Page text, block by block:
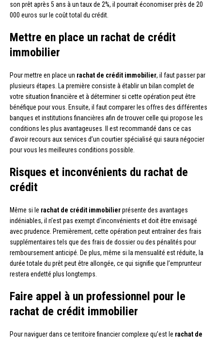
son prêt après 5 ans à un taux de 2%, il pourrait économiser près de 20
000 euros sur le coût total du crédit.
Mettre en place un rachat de crédit
immobilier
Pour mettre en place un rachat de crédit immobilier, il faut passer par
plusieurs étapes. La première consiste à établir un bilan complet de
votre situation financière et à déterminer si cette opération peut être
bénéfique pour vous. Ensuite, il faut comparer les offres des différentes
banques et institutions financières afin de trouver celle qui propose les
conditions les plus avantageuses. Il est recommandé dans ce cas
d’avoir recours aux services d’un courtier spécialisé qui saura négocier
pour vous les meilleures conditions possible.
Risques et inconvénients du rachat de
crédit
Même si le rachat de crédit immobilierprésente des avantages
indéniables, il n’est pas exempt d’inconvénients et doit être envisagé
avec prudence. Premièrement, cette opération peut entraîner des frais
supplémentaires tels que des frais de dossier ou des pénalités pour
remboursement anticipé. De plus, même si la mensualité est réduite, la
durée totale du prêt peut être allongée, ce qui signifie que l’emprunteur
restera endetté plus longtemps.
Faire appel à un professionnel pour le
rachat de crédit immobilier
Pour naviguer dans ce territoire financier complexe qu’est le rachat de